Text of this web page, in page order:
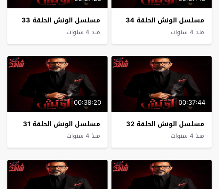
مسلسل الونش الحلقة 34
منذ 4 سنوات
مسلسل الونش الحلقة 33
منذ 4 سنوات
00:37:44
مسلسل الونش الحلقة 32
منذ 4 سنوات
00:38:20
مسلسل الونش الحلقة 31
منذ 4 سنوات